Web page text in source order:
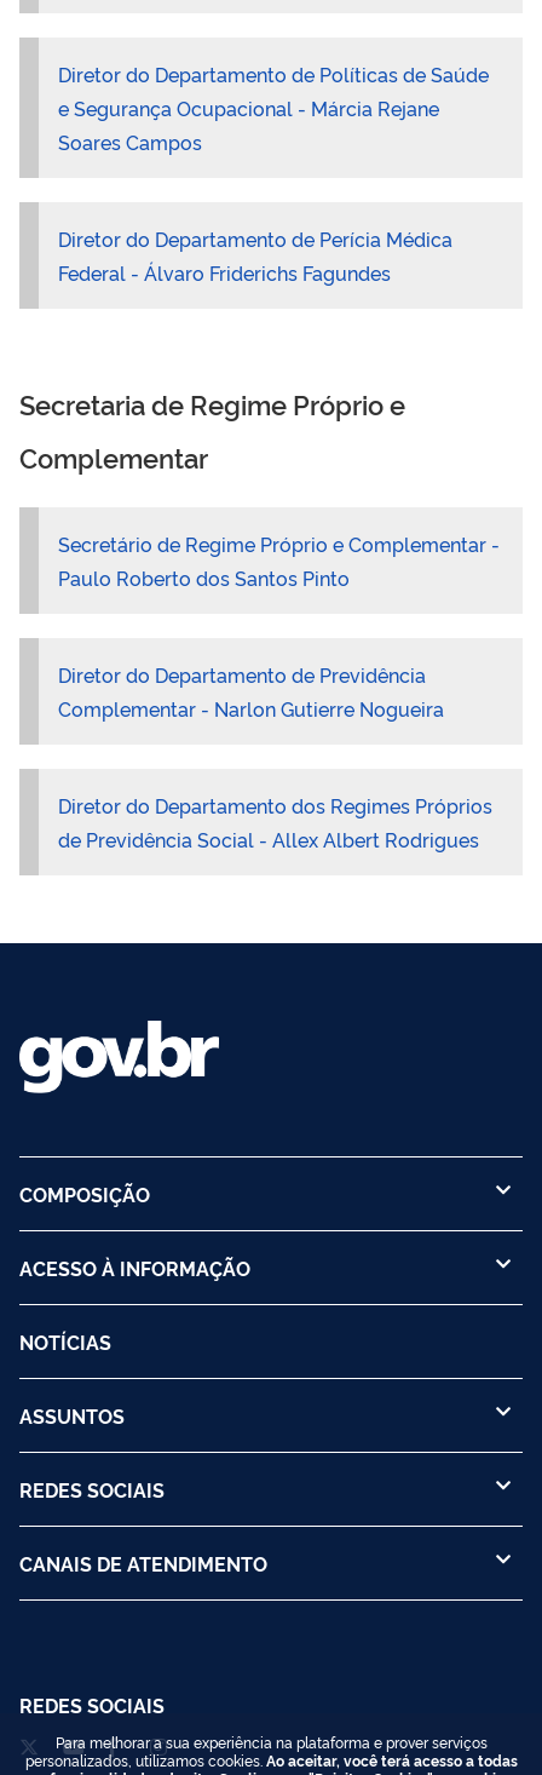
Diretor do Departamento de Políticas de Saúde
e Segurança Ocupacional - Márcia Rejane
Soares Campos
Diretor do Departamento de Perícia Médica
Federal - Álvaro Friderichs Fagundes
Secretaria de Regime Próprio e
Complementar
Secretário de Regime Próprio e Complementar -
Paulo Roberto dos Santos Pinto
Diretor do Departamento de Previdência
Complementar - Narlon Gutierre Nogueira
Diretor do Departamento dos Regimes Próprios
de Previdência Social - Allex Albert Rodrigues
COMPOSIÇÃO
ACESSO À INFORMAÇÃO
NOTÍCIAS
ASSUNTOS
REDES SOCIAIS
CANAIS DE ATENDIMENTO
REDES SOCIAIS
Para melhorar a sua experiência na plataforma e prover serviços
personalizados, utilizamos cookies. Ao aceitar, você terá acesso a todas